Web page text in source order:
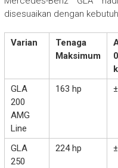
disesuaikan dengan
Varian
Tenaga
Maksimum
GLA
200
AMG
Line
163 hp
GLA
250
224 hp